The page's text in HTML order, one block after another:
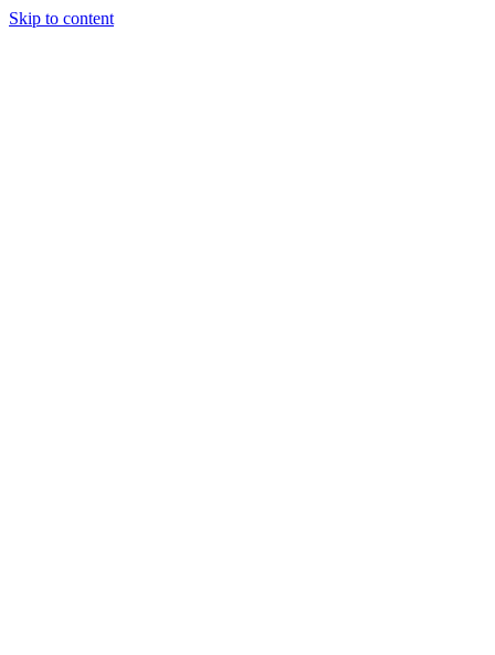
Skip to content